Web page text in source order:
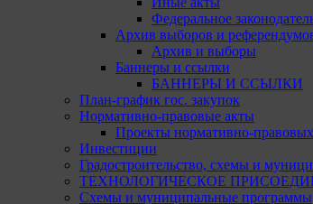
Федеральное
Архив выборов и
Архив и выборы
Баннеры и ссылки
БАННЕРЫ И ССЫЛКИ
План-график гос. закупок
Нормативно-правовые акты
Проекты нормативно-
Инвестиции
Градостроительство, схемы и
ТЕХНОЛОГИЧЕСКОЕ
Схемы и муниципальные программы